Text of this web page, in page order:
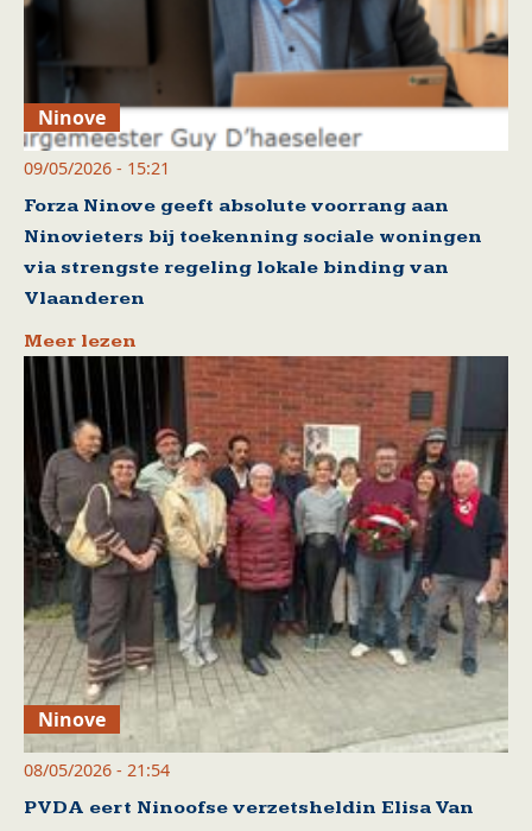
Ninove
09/05/2026 - 15:21
Forza Ninove geeft absolute voorrang aan
Ninovieters bij toekenning sociale woningen
via strengste regeling lokale binding van
Vlaanderen
Meer lezen
Ninove
08/05/2026 - 21:54
PVDA eert Ninoofse verzetsheldin Elisa Van